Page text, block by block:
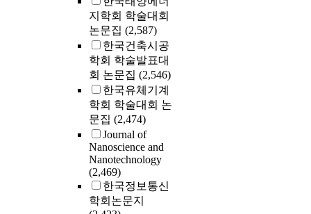
지학회 학술대회
논문집 (2,587)
한국건축시공
학회 학술발표대
회 논문집 (2,546)
한국유체기계
학회 학술대회 논
문집 (2,474)
Journal of
Nanoscience and
Nanotechnology
(2,469)
한국정보통신
학회논문지